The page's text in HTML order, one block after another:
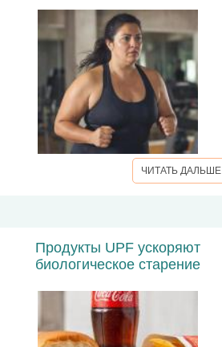
ЧИТАТЬ ДАЛЬШЕ
Продукты UPF ускоряют
биологическое старение